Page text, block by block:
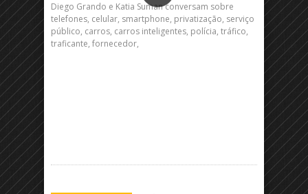
Diego Grando e Katia Suman conversam sobre
telefones, celular, smartphone, privatização, serviço
público, carros, carros inteligentes, polícia, tráfico,
traficante, fornecedor,